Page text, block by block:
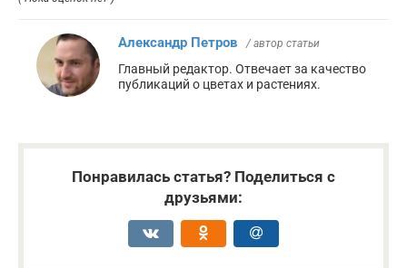
Александр Петров / автор статьи
Главный редактор. Отвечает за качество
публикаций о цветах и растениях.
Понравилась статья? Поделиться с
друзьями: